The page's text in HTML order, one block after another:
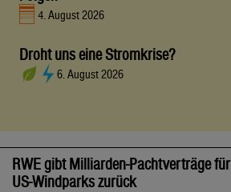
4. August 2026
Droht uns eine Stromkrise?
6. August 2026
RWE gibt Milliarden-Pachtverträge für
US-Windparks zurück